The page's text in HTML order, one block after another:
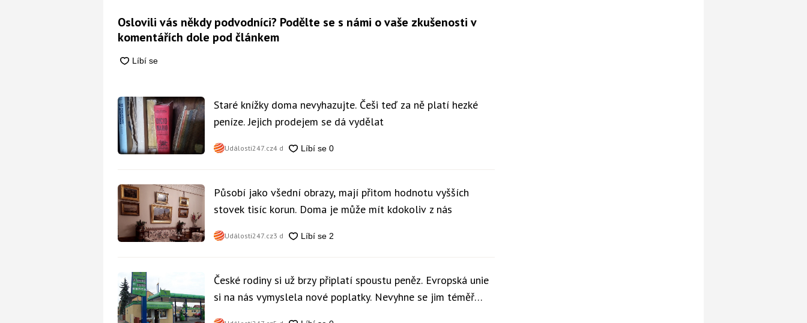
Oslovili vás někdy podvodníci? Podělte se s námi o vaše zkušenosti v
komentářích dole pod článkem
Staré knížky doma nevyhazujte. Češi teď za ně platí hezké
peníze. Jejich prodejem se dá vydělat
Události247.cz4 d
Působí jako všední obrazy, mají přitom hodnotu vyšších
stovek tisíc korun. Doma je může mít kdokoliv z nás
Události247.cz3 d
České rodiny si už brzy připlatí spoustu peněz. Evropská unie
si na nás vymyslela nové poplatky. Nevyhne se jim téměř